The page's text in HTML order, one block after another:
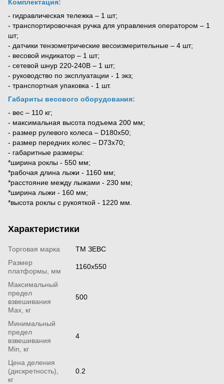
Комплектация:
- гидравлическая тележка – 1 шт;
- транспортировочная ручка для управления оператором – 1
шт;
- датчики тензометрические весоизмерительные – 4 шт;
- весовой индикатор – 1 шт;
- сетевой шнур 220-240В – 1 шт;
- руководство по эксплуатации - 1 экз;
- транспортная упаковка - 1 шт.
Габариты весового оборудования:
- вес – 110 кг;
- максимальная высота подъема 200 мм;
- размер рулевого колеса – D180х50;
- размер передних колес – D73x70;
- габаритные размеры:
*ширина роклы - 550 мм;
*рабочая длина лыжи - 1160 мм;
*расстояние между лыжами - 230 мм;
*ширина лыжи - 160 мм;
*высота роклы с рукояткой - 1220 мм.
Характеристики
Торговая марка
ТМ ЗЕВС
Размер
платформы, мм
1160х550
Максимальный
предел
взвешивания
Мах, кг
500
Минимальный
предел
взвешивания
Min, кг
4
Цена деления
(дискретность),
кг
0.2